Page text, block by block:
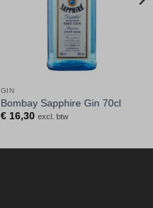
GIN
Bombay Sapphire Gin 70cl
€16,30 excl. btw